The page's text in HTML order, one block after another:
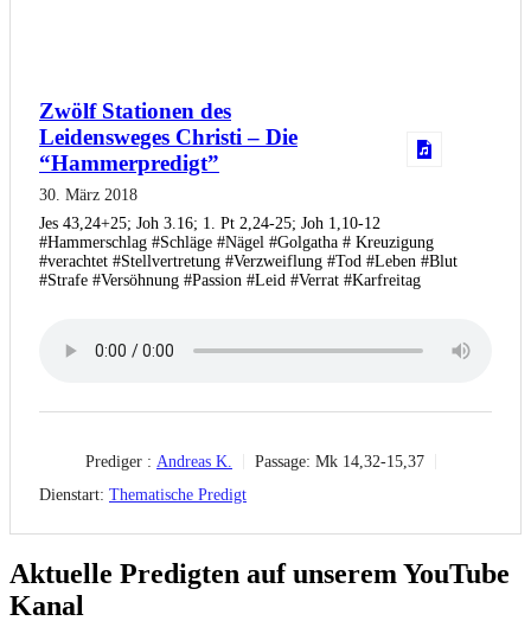
Zwölf Stationen des
Leidensweges Christi – Die
“Hammerpredigt”
30. März 2018
Jes 43,24+25; Joh 3.16; 1. Pt 2,24-25; Joh 1,10-12
#Hammerschlag #Schläge #Nägel #Golgatha # Kreuzigung
#verachtet #Stellvertretung #Verzweiflung #Tod #Leben #Blut
#Strafe #Versöhnung #Passion #Leid #Verrat #Karfreitag
Prediger : Andreas K. Passage: Mk 14,32-15,37
Dienstart: Thematische Predigt
Aktuelle Predigten auf unserem YouTube
Kanal